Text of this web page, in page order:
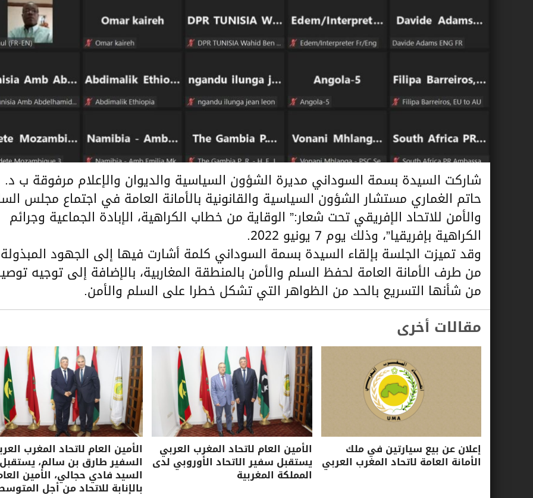
شاركت السيدة بسمة السوداني مديرة الشؤون السياسية والديوان والإعلام مرفوقة ب د.
حاتم الغماري مستشار الشؤون السياسية والقانونية بالأمانة العامة في اجتماع مجلس
والأمن للاتحاد الإفريقي تحت شعار:” الوقاية من خطاب الكراهية، الإبادة الجماعية وجرائم
الكراهية بإفريقيا”، وذلك يوم 7 يونيو 2022.
وقد تميزت الجلسة بإلقاء السيدة بسمة السوداني كلمة أشارت فيها إلى الجهود المبذولة
من طرف الأمانة العامة لحفظ السلم والأمن بالمنطقة المغاربية، بالإضافة إلى توجيه
من شأنها التسريع بالحد من الظواهر التي تشكل خطرا على السلم والأمن.
مقالات أخرى
إعلان عن بيع سيارتين في ملك
الأمانة العامة لاتحاد المغرب العربي
الأمين العام لاتحاد المغرب العربي
يستقبل سفير الاتحاد الأوروبي لدى
المملكة المغربية
الأمين العام لاتحاد المغرب
السفير طارق بن سالم، يستقبل
السيد فادي حجالي، الأمين
بالإنابة للاتحاد من أجل